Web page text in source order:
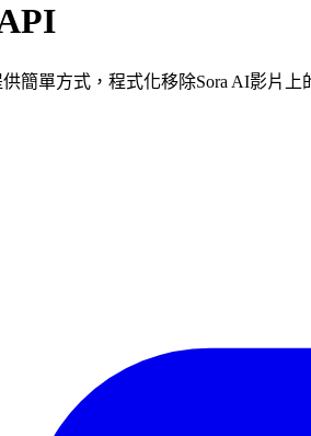
簡單方式，程式化移除Sora AI影片